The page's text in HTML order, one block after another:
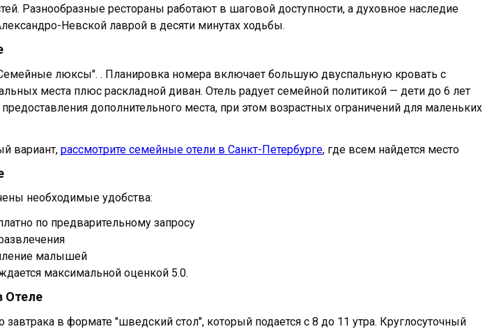
Разнообразные рестораны работают в шаговой доступности, а духовное наследие
Невской лаврой в десяти минутах ходьбы.
люксы". . Планировка номера включает большую двуспальную кровать с
места плюс раскладной диван. Отель радует семейной политикой — дети до 6 лет
дополнительного места, при этом возрастных ограничений для маленьких
вариант, рассмотрите семейные отели в Санкт-Петербурге, где всем найдется место
необходимые удобства:
по предварительному запросу
малышей
максимальной оценкой 5.0.
Отеле
в формате "шведский стол", который подается с 8 до 11 утра. Круглосуточный